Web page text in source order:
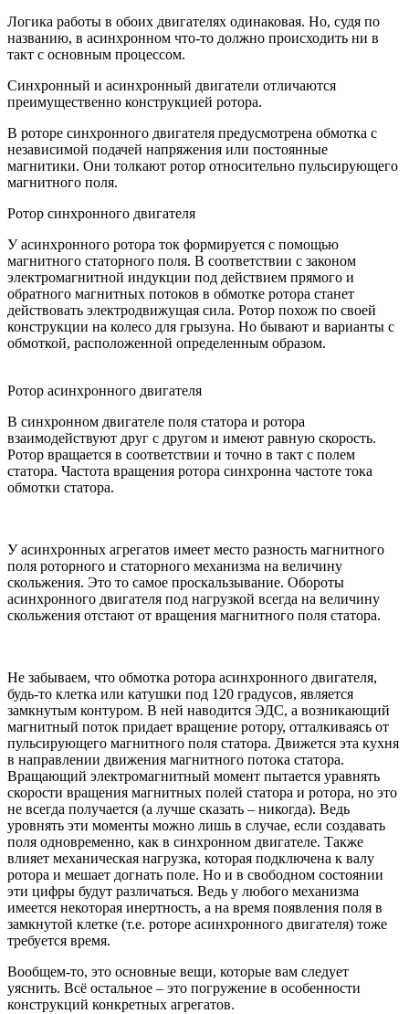
Логика работы в обоих двигателях одинаковая. Но, судя по
названию, в асинхронном что-то должно происходить ни в
такт с основным процессом.
Синхронный и асинхронный двигатели отличаются
преимущественно конструкцией ротора.
В роторе синхронного двигателя предусмотрена обмотка с
независимой подачей напряжения или постоянные
магнитики. Они толкают ротор относительно пульсирующего
магнитного поля.
Ротор синхронного двигателя
У асинхронного ротора ток формируется с помощью
магнитного статорного поля. В соответствии с законом
электромагнитной индукции под действием прямого и
обратного магнитных потоков в обмотке ротора станет
действовать электродвижущая сила. Ротор похож по своей
конструкции на колесо для грызуна. Но бывают и варианты с
обмоткой, расположенной определенным образом.
Ротор асинхронного двигателя
В синхронном двигателе поля статора и ротора
взаимодействуют друг с другом и имеют равную скорость.
Ротор вращается в соответствии и точно в такт с полем
статора. Частота вращения ротора синхронна частоте тока
обмотки статора.
У асинхронных агрегатов имеет место разность магнитного
поля роторного и статорного механизма на величину
скольжения. Это то самое проскальзывание. Обороты
асинхронного двигателя под нагрузкой всегда на величину
скольжения отстают от вращения магнитного поля статора.
Не забываем, что обмотка ротора асинхронного двигателя,
будь-то клетка или катушки под 120 градусов, является
замкнутым контуром. В ней наводится ЭДС, а возникающий
магнитный поток придает вращение ротору, отталкиваясь от
пульсирующего магнитного поля статора. Движется эта кухня
в направлении движения магнитного потока статора.
Вращающий электромагнитный момент пытается уравнять
скорости вращения магнитных полей статора и ротора, но это
не всегда получается (а лучше сказать – никогда). Ведь
уровнять эти моменты можно лишь в случае, если создавать
поля одновременно, как в синхронном двигателе. Также
влияет механическая нагрузка, которая подключена к валу
ротора и мешает догнать поле. Но и в свободном состоянии
эти цифры будут различаться. Ведь у любого механизма
имеется некоторая инертность, а на время появления поля в
замкнутой клетке (т.е. роторе асинхронного двигателя) тоже
требуется время.
Вообщем-то, это основные вещи, которые вам следует
уяснить. Всё остальное – это погружение в особенности
конструкций конкретных агрегатов.